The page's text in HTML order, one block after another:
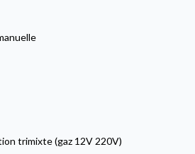
trimixte (gaz 12V 220V)